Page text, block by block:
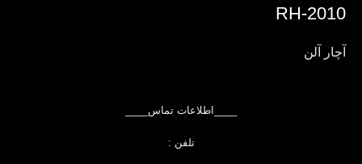
RH-2010
آچار آلن
____اطلاعات تماس____
تلفن :